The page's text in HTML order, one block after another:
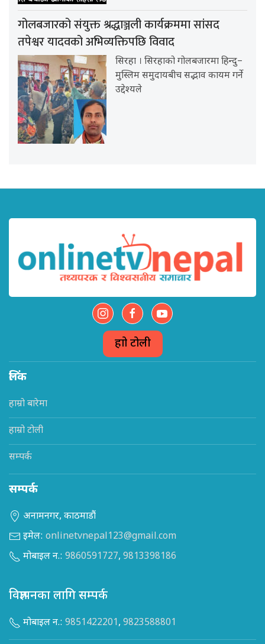
गोलबजारको संयुक्त श्रद्धाञ्जली कार्यक्रममा सांसद
तपेश्वर यादवको अभिव्यक्तिपछि विवाद
सिरहा । सिरहाको गोलबजारमा हिन्दु–
मुस्लिम समुदायबीच सद्भाव कायम गर्ने
उद्देश्यले
हाम्रो टोली
लिंक
हाम्रो बारेमा
हाम्रो टोली
सम्पर्क
सम्पर्क
अनामनगर, काठमाडौं
इमेल: onlinetvnepal123@gmail.com
मोबाइल न.: 9860591727, 9813398186
विज्ञापनका लागि सम्पर्क
मोबाइल न.: 9851422201, 9823588801